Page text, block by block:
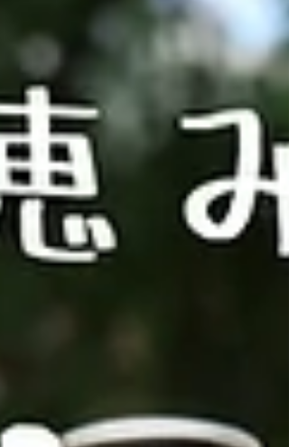
原体験をお子様にプレゼントしませんか？ ■本
プログラムについて■ 本プログラムは、ホテ
グリーンプラザ白馬が主催する夏限定企画「
ルチナワンダーヴィレッジ」におたり自然学
も参画するかたちで実施・提供しています。
参加いただくためには、ホテルフロントで販
している「コルチナポイント」をご購入いた
く必要があります。コルチナポイントは1ポイ
ント100円換算になります。 ＜半日体験プロ
ラム＞ サバイバルフィッシング ヤマメ、ニジ
マス、イワナが生息する池で釣りにチャレン
ジ！ ただし、池と言ってもここは釣り堀のよ
に餌付けされた魚がいるわけではなく、野生
して自力で生きている魚たちが棲んでいます